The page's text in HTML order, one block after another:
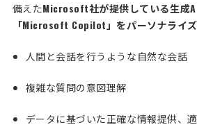
備えたMicrosoft社が提供している生成
「Microsoft Copilot」をパーソナライズ
人間と会話を行うような自然な会話
複雑な質問の意図理解
データに基づいた正確な情報提供、